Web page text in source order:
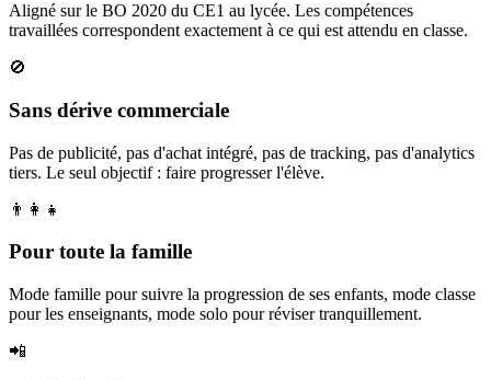
Aligné sur le BO 2020 du CE1 au lycée. Les compétences
travaillées correspondent exactement à ce qui est attendu en classe.
🚫
Sans dérive commerciale
Pas de publicité, pas d'achat intégré, pas de tracking, pas d'analytics
tiers. Le seul objectif : faire progresser l'élève.
👨‍👩‍👧
Pour toute la famille
Mode famille pour suivre la progression de ses enfants, mode classe
pour les enseignants, mode solo pour réviser tranquillement.
📲